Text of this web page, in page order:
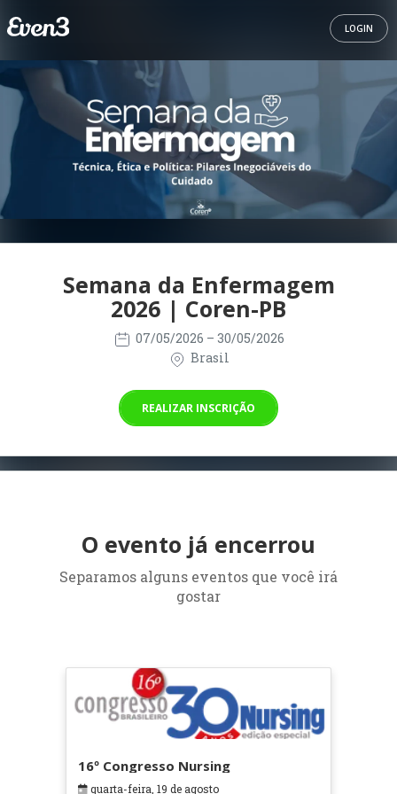
LOGIN
Semana da Enfermagem
2026 | Coren-PB
07/05/2026 – 30/05/2026
Brasil
REALIZAR INSCRIÇÃO
O evento já encerrou
Separamos alguns eventos que você irá
gostar
16º Congresso Nursing
quarta-feira, 19 de agosto